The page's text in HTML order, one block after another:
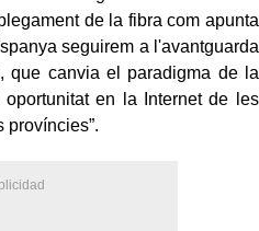
de la fibra com apunta
seguirem a l'avantguarda
que canvia el paradigma de la
en la Internet de les
províncies”.